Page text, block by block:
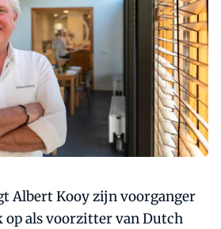
Albert Kooy zijn voorganger
op als voorzitter van Dutch